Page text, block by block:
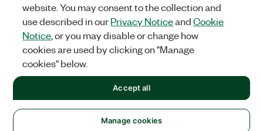
TwitterFacebook
©2026NATIONAL INSTRUMENTS CORP. 保留所有權利。
website. You may consent to the collection and
use described in ourPrivacy NoticeandCookie
Notice , or you may disable or change how
cookies are used by clicking on "Manage
cookies" below.
Manage cookies
Accept all